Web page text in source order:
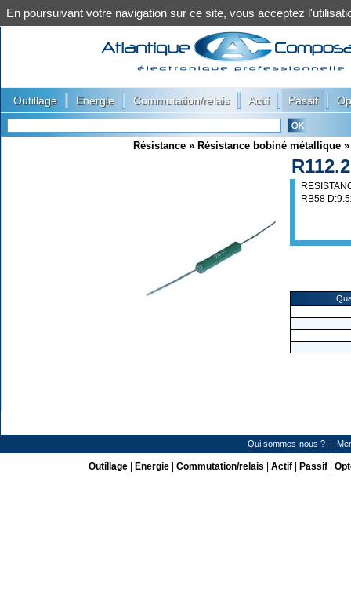
Outillage Energie Commutation/relais Actif Passif
Résistance » Résistance bobiné métallique
RB58
Qui sommes-nous ?|
Outillage| Energie| Commutation/relais Actif| Passif|
En poursuivant votre navigation sur ce site, vous acceptez